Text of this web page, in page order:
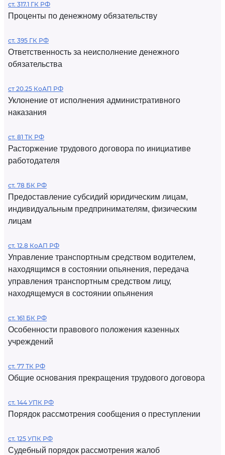
ст. 317.1 ГК РФ
Проценты по денежному обязательству
ст. 395 ГК РФ
Ответственность за неисполнение денежного
обязательства
ст 20.25 КоАП РФ
Уклонение от исполнения административного
наказания
ст. 81 ТК РФ
Расторжение трудового договора по инициативе
работодателя
ст. 78 БК РФ
Предоставление субсидий юридическим лицам,
индивидуальным предпринимателям, физическим
лицам
ст. 12.8 КоАП РФ
Управление транспортным средством водителем,
находящимся в состоянии опьянения, передача
управления транспортным средством лицу,
находящемуся в состоянии опьянения
ст. 161 БК РФ
Особенности правового положения казенных
учреждений
ст. 77 ТК РФ
Общие основания прекращения трудового договора
ст. 144 УПК РФ
Порядок рассмотрения сообщения о преступлении
ст. 125 УПК РФ
Судебный порядок рассмотрения жалоб